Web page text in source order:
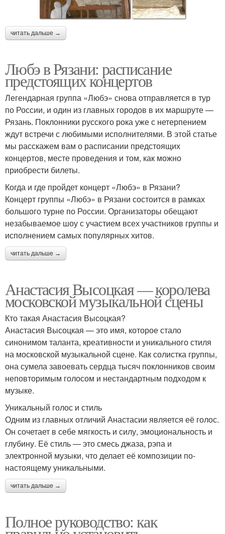
читать дальше →
Любэ в Рязани: расписание
предстоящих концертов
Легендарная группа «Любэ» снова отправляется в тур
по России, и один из главных городов в их маршруте —
Рязань. Поклонники русского рока уже с нетерпением
ждут встречи с любимыми исполнителями. В этой статье
мы расскажем вам о расписании предстоящих
концертов, месте проведения и том, как можно
приобрести билеты.
Когда и где пройдет концерт «Любэ» в Рязани?
Концерт группы «Любэ» в Рязани состоится в рамках
большого турне по России. Организаторы обещают
незабываемое шоу с участием всех участников группы и
исполнением самых популярных хитов.
читать дальше →
Анастасия Высоцкая — королева
московской музыкальной сцены
Кто такая Анастасия Высоцкая?
Анастасия Высоцкая — это имя, которое стало
синонимом таланта, креативности и уникального стиля
на московской музыкальной сцене. Как солистка группы,
она сумела завоевать сердца тысяч поклонников своим
неповторимым голосом и нестандартным подходом к
музыке.
Уникальный голос и стиль
Одним из главных отличий Анастасии является её голос.
Он сочетает в себе мягкость и силу, эмоциональность и
глубину. Её стиль — это смесь джаза, рэпа и
электронной музыки, что делает её композиции по-
настоящему уникальными.
читать дальше →
Полное руководство: как